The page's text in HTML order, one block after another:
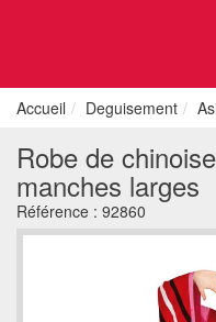
Accueil Deguisement
Robe de
manches larges
Référence : 92860